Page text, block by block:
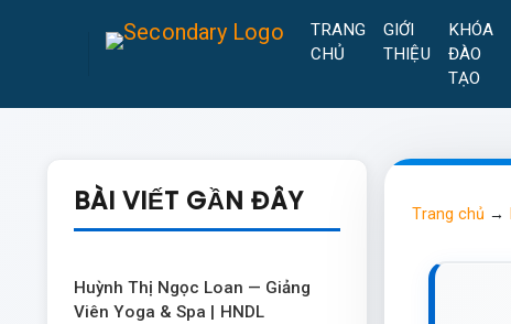
TRANG
CHỦ
GIỚI
THIỆU
KHÓA
ĐÀO
TẠO
BÀI VIẾT GẦN ĐÂY
Huỳnh Thị Ngọc Loan — Giảng
Viên Yoga & Spa | HNDL
Trang chủ →